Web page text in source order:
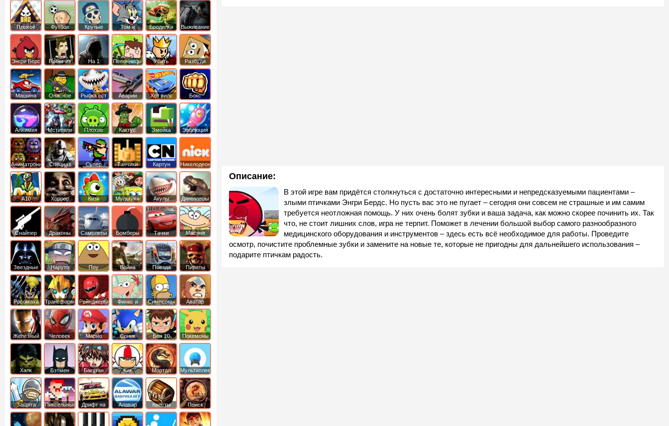
Описание:
В этой игре вам придётся столкнуться с достаточно интересными и непредсказуемыми пациентами –
злыми птичками Энгри Бердс. Но пусть вас это не пугает – сегодня они совсем не страшные и им самим
требуется неотложная помощь. У них очень болят зубки и ваша задача, как можно скорее починить их. Так
что, не стоит лишних слов, игра не терпит. Поможет в лечении большой выбор самого разнообразного
медицинского оборудования и инструментов – здесь есть всё необходимое для работы. Проведите
осмотр, почистите проблемные зубки и замените на новые те, которые не пригодны для дальнейшего использования –
подарите птичкам радость.
Плохое
мороженое
Футбол
головами
Крутые
Том и
джерри
Бродилки
Приключения
Выживание
Энгри Берс
Побег из
тюрьмы
На 1 Песочницы
Убить
короля
Разбуди
коробку
Машина
ест
машину
Опасное
оружие
Рыбка ест
рыбку
Аварии
машин
Хот вилс Бокс
Алхимия Мстители
Плохие
свинки
Кактус
маккой
Змейка Эволюция
Аниматроники Спецназ
Супер
бойцы
Танчики
Картун
нетворк
Никелодеон
А10 Хоррор Кизи Мультики Акулы Динозавры
Снайпер Драконы Самолеты Бомберы Тачки Масяня
Звездные
войны
Наруто Поу Война Поезда
Пираты
Карибского
Моря
Росомаха ТрансформерыРейнджеры
Самураи
Финис и
Ферб
Симпсоны
Аватар
легенда об
Аанге
Железный
человек
Человек
Паук
Марио Соник Бен 10 Покемоны
Халк Бэтмен Бакуган
Кик
Бутовский
Мортал
комбат
Мультиплеер
Защита
королевства
Пиксельные
Дрифт на
машинах
Алавар Квесты
Поиск
предметов